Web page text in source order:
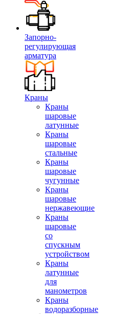
Запорно-
регулирующая
арматура
Краны
Краны
шаровые
латунные
Краны
шаровые
стальные
Краны
шаровые
чугунные
Краны
шаровые
нержавеющие
Краны
шаровые
со
спускным
устройством
Краны
латунные
для
манометров
Краны
водоразборные